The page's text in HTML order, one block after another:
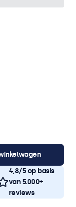
4,8/5 op basis
van 5.000+
reviews